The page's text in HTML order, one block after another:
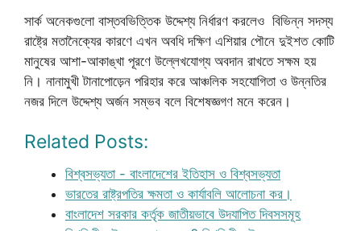
সার্ক অনেকগুলো বাস্তবভিত্তিক উদ্দেশ্য নির্ধারণ করলেও বিভিন্ন সদস্য
রাষ্ট্রে মতানৈক্যের কারণে এখন অবধি দক্ষিণ এশিয়ার পৌনে দুইশত কোটি
মানুষের আশা-আকাঙ্খা পূরণে উল্লেখযোগ্য অবদান রাখতে সক্ষম হয়
নি। নানামুখী টানাপোড়েন পরিহার করে আঞ্চলিক সহযোগিতা ও উন্নতির
নজর দিলে উদ্দেশ্য অর্জন সম্ভব বলে বিশেষজ্ঞগণ মনে করেন।
Related Posts:
বিশ্বসভ্যতা - বাংলাদেশের ইতিহাস ও বিশ্বসভ্যতা
ভারতের রাষ্ট্রপতির ক্ষমতা ও কার্যাবলি আলোচনা কর।
বাংলাদেশ সরকার কর্তৃক জাতীয়ভাবে উদযাপিত দিবসসমূহ